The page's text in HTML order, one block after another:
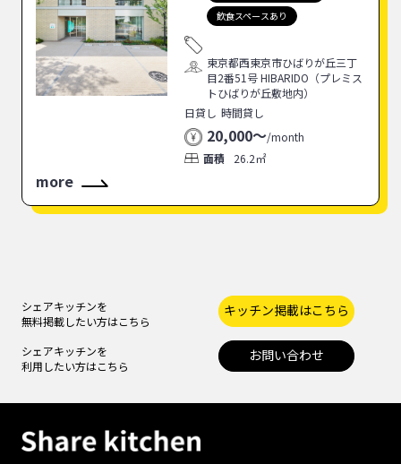
飲食スペースあり
東京都西東京市ひばりが丘三丁
目2番51号 HIBARIDO（プレミス
トひばりが丘敷地内）
日貸し 時間貸し
20,000〜/month
面積
26.2㎡
more
シェアキッチンを
無料掲載したい方はこちら
キッチン掲載はこちら
シェアキッチンを
利用したい方はこちら
お問い合わせ